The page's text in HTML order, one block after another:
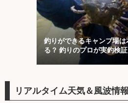
釣りができるキャンプ場
る？ 釣りのプロが実釣検
リアルタイム天気＆風波情報